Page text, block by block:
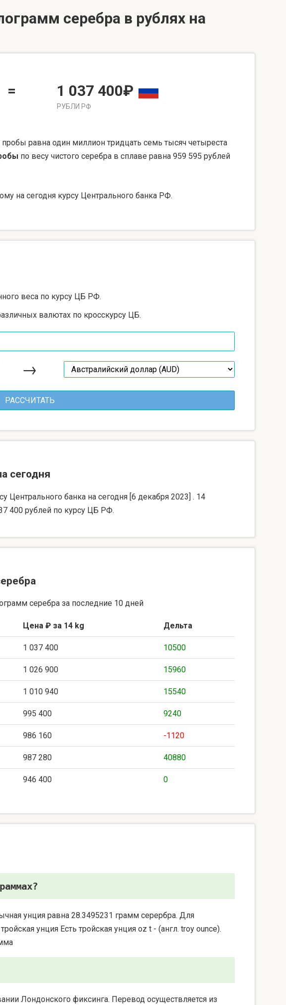
серебра в рублях на
= 1 037 400₽
РУБЛИ РФ
равна один миллион тридцать семь тысяч четыреста
по весу чистого серебра в сплаве равна 959 595 рублей
на сегодня курсу Центрального банка РФ.
веса по курсу ЦБ РФ.
валютах по кросскурсу ЦБ.
→
сегодня
Центрального банка на сегодня [6 декабря 2023] . 14
400 рублей по курсу ЦБ РФ.
серебра за последние 10 дней
Цена ₽ за 14 kg Дельта
1 037 400 10500
1 026 900 15960
1 010 940 15540
995 400 9240
986 160 -1120
987 280 40880
946 400 0
унция равна 28.3495231 грамм серербра. Для
унция Есть тройская унция oz t - (англ. troy ounce).
Лондонского фиксинга. Перевод осуществляется из